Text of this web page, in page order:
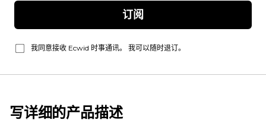
订阅
我同意接收 Ecwid 时事通讯。 我可以随时退订。
写详细的产品描述